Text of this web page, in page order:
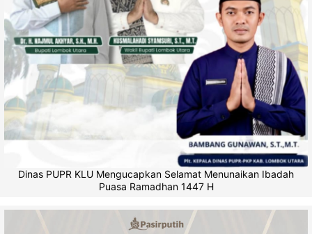
Dinas PUPR KLU Mengucapkan Selamat Menunaikan Ibadah
Puasa Ramadhan 1447 H